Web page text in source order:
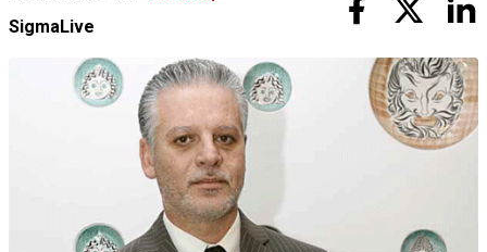
SigmaLive